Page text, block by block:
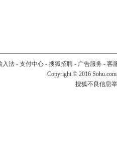
入法- 支付中心- 搜狐招聘- 广告服务 - 客
Copyright © 2016
搜狐不良信息